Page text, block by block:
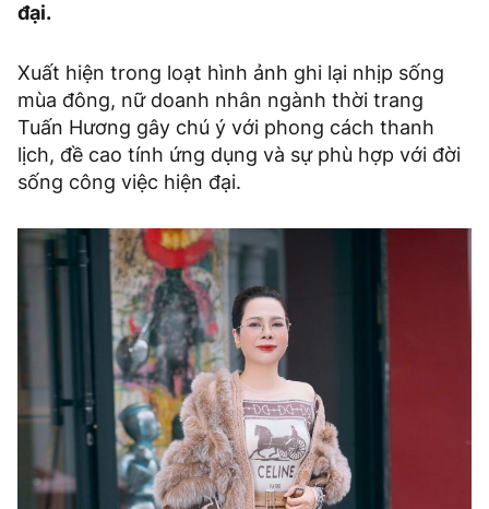
đại.
Xuất hiện trong loạt hình ảnh ghi lại nhịp sống
mùa đông, nữ doanh nhân ngành thời trang
Tuấn Hương gây chú ý với phong cách thanh
lịch, đề cao tính ứng dụng và sự phù hợp với đời
sống công việc hiện đại.